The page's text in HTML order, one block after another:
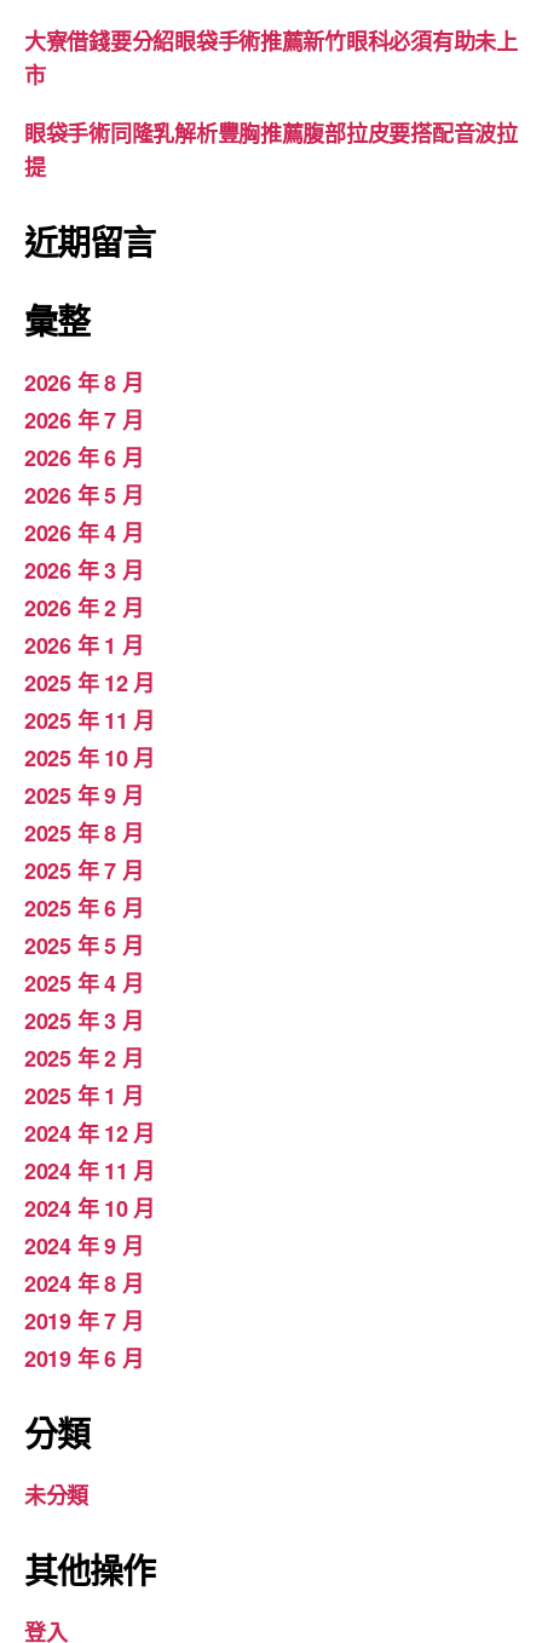
大寮借錢要分紹眼袋手術推薦新竹眼科必須有助未上
市
眼袋手術同隆乳解析豐胸推薦腹部拉皮要搭配音波拉
提
近期留言
彙整
2026 年 8 月
2026 年 7 月
2026 年 6 月
2026 年 5 月
2026 年 4 月
2026 年 3 月
2026 年 2 月
2026 年 1 月
2025 年 12 月
2025 年 11 月
2025 年 10 月
2025 年 9 月
2025 年 8 月
2025 年 7 月
2025 年 6 月
2025 年 5 月
2025 年 4 月
2025 年 3 月
2025 年 2 月
2025 年 1 月
2024 年 12 月
2024 年 11 月
2024 年 10 月
2024 年 9 月
2024 年 8 月
2019 年 7 月
2019 年 6 月
分類
未分類
其他操作
登入